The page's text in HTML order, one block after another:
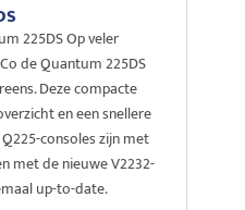
225DS Op veler
de Quantum 225DS
Deze compacte
en een snellere
consoles zijn met
met de nieuwe V2232-
up-to-date.